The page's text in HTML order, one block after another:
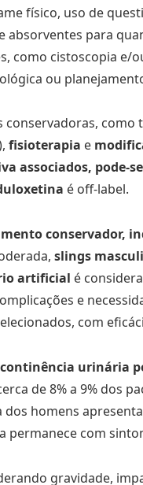
físico, uso de
absorventes para
como cistoscopia e/
ou
conservadoras,
fisioterapia e
associados, pode-
é off-label.
conservador,
slings
artificial é
e
com
urinária
de 8% a 9% dos
homens
permanece com
gravidade,